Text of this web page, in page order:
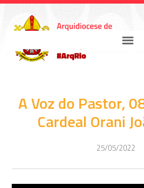
A Voz do Pastor,
Cardeal Orani
25/05/2022